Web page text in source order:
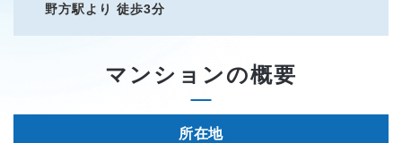
野方駅より 徒歩3分
マンションの概要
所在地